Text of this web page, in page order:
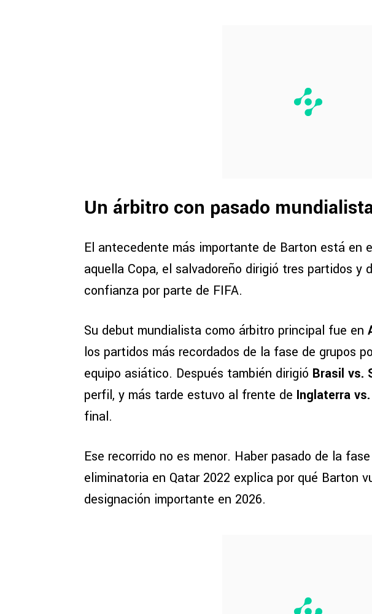
Un árbitro con pasado
El antecedente más importante de Barton está en
aquella Copa, el salvadoreño dirigió tres partidos y
confianza por parte de FIFA.
Su debut mundialista como árbitro principal fue en
los partidos más recordados de la fase de grupos
equipo asiático. Después también dirigió Brasil vs.
perfil, y más tarde estuvo al frente de Inglaterra
final.
Ese recorrido no es menor. Haber pasado de la
eliminatoria en Qatar 2022 explica por qué Barton
designación importante en 2026.